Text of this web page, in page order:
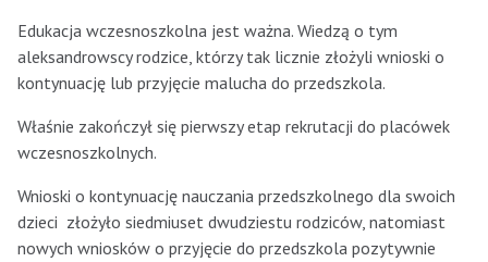
Edukacja wczesnoszkolna jest ważna. Wiedzą o tym
aleksandrowscy rodzice, którzy tak licznie złożyli wnioski o
kontynuację lub przyjęcie malucha do przedszkola.
Właśnie zakończył się pierwszy etap rekrutacji do placówek
wczesnoszkolnych.
Wnioski o kontynuację nauczania przedszkolnego dla swoich
dzieci złożyło siedmiuset dwudziestu rodziców, natomiast
nowych wniosków o przyjęcie do przedszkola pozytywnie